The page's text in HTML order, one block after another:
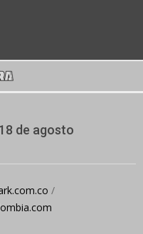
de agosto
/